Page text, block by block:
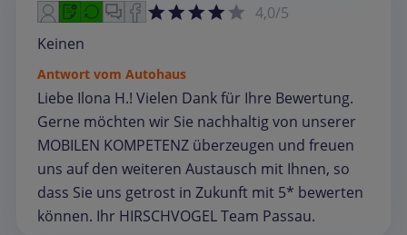
4,0/5
Keinen
Antwort vom Autohaus
Liebe Ilona H.! Vielen Dank für Ihre Bewertung.
Gerne möchten wir Sie nachhaltig von unserer
MOBILEN KOMPETENZ überzeugen und freuen
uns auf den weiteren Austausch mit Ihnen, so
dass Sie uns getrost in Zukunft mit 5* bewerten
können. Ihr HIRSCHVOGEL Team Passau.